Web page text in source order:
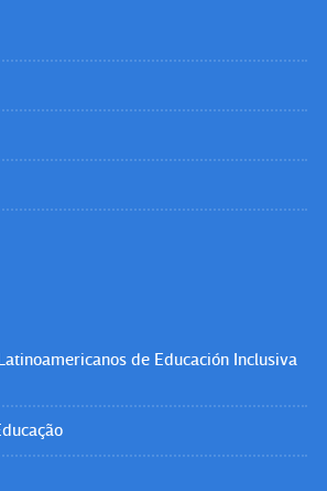
de Educación Inclusiva